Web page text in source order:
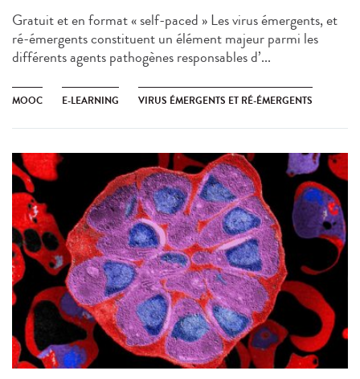
Gratuit et en format « self-paced » Les virus émergents, et
ré-émergents constituent un élément majeur parmi les
différents agents pathogènes responsables d’...
MOOC E-LEARNING VIRUS ÉMERGENTS ET RÉ-ÉMERGENTS